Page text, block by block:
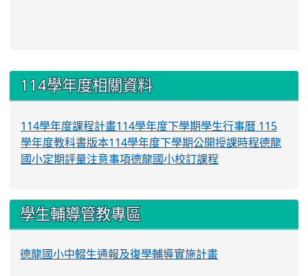
::: 114學年度相關資料
114學年度課程計畫114學年度下學期學生行事曆 115
學年度教科書版本114學年度下學期公開授課時程德龍
國小定期評量注意事項德龍國小校訂課程
學生輔導管教專區
德龍國小中輟生通報及復學輔導實施計畫